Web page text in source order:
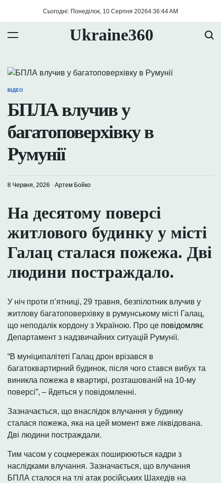
Сьогодні: Понеділок, 10 Серпня 20264:36:44AM
Ukraine360
ОПУБЛІКУВАТИ
ВІДЕО
БПЛА влучив у
багатоповерхівку в
Румунії
8 Червня, 2026 Артем Бойко
На десятому поверсі
житлового будинку у місті
Галац сталася пожежа. Дві
людини постраждало.
У ніч проти п’ятниці, 29 травня, безпілотник влучив у
житлову багатоповерхівку в румунському місті Галац,
що неподалік кордону з Україною. Про це повідомляє
Департамент з надзвичайних ситуацій Румунії.
“В муніципалітеті Галац дрон врізався в
багатоквартирний будинок, після чого стався вибух та
виникла пожежа в квартирі, розташованій на 10-му
поверсі”, – йдеться у повідомленні.
Зазначається, що внаслідок влучання у будинку
сталася пожежа, яка на цей момент вже ліквідована.
Дві людини постраждали.
Тим часом у соцмережах поширюються кадри з
наслідками влучання. Зазначається, що влучання
БПЛА сталося на тлі атак російських Шахедів на